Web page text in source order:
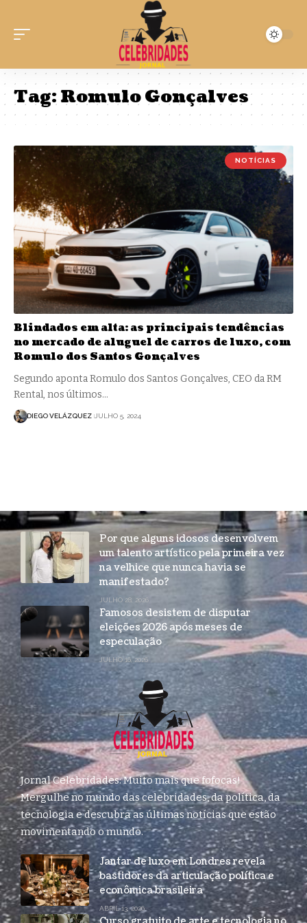
Tag:Romulo Gonçalves
NOTÍCIAS
Blindados em alta: as principais tendências
no mercado de aluguel de carros de luxo, com
Romulo dos Santos Gonçalves
Segundo aponta Romulo dos Santos Gonçalves, CEO da RM
Rental, nos últimos…
DIEGO VELÁZQUEZ JULHO 5, 2024
Por que alguns idosos desenvolvem
um talento artístico pela primeira vez
na velhice que nunca havia se
manifestado?
JULHO 28, 2026
Famosos desistem de disputar
eleições 2026 após meses de
especulação
JULHO 16, 2026
Jornal Celebridades: Muito mais que fofocas!
Mergulhe no mundo das celebridades, da política, da
tecnologia e descubra as últimas notícias que estão
movimentando o mundo.
Jantar de luxo em Londres revela
bastidores da articulação política e
econômica brasileira
ABRIL 13, 2026